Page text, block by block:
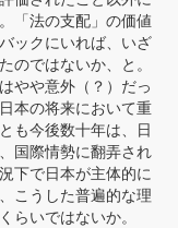
「法の支配」の価値
ックにいれば、いざ
のではないか、と。
やや意外（？）だっ
本の将来において重
も今後数十年は、日
国際情勢に翻弄され
下で日本が主体的に
こうした普遍的な理
らいではないか。